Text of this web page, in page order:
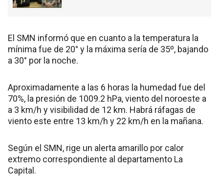
El SMN informó que en cuanto a la temperatura la
mínima fue de 20° y la máxima sería de 35º, bajando
a 30° por la noche.
Aproximadamente a las 6 horas la humedad fue del
70%, la presión de 1009.2 hPa, viento del noroeste a
a 3 km/h y visibilidad de 12 km. Habrá ráfagas de
viento este entre 13 km/h y 22 km/h en la mañana.
Según el SMN, rige un alerta amarillo por calor
extremo correspondiente al departamento La
Capital.